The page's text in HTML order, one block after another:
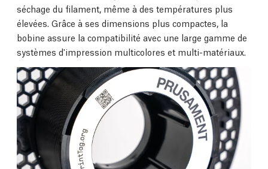
séchage du filament, même à des températures plus
élevées. Grâce à ses dimensions plus compactes, la
bobine assure la compatibilité avec une large gamme de
systèmes d'impression multicolores et multi-matériaux.